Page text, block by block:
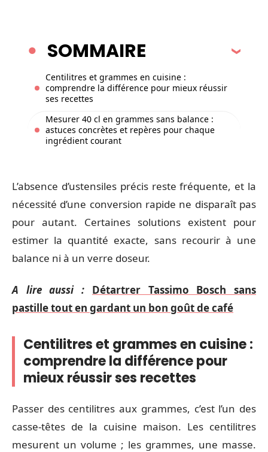
SOMMAIRE
Centilitres et grammes en cuisine :
comprendre la différence pour mieux réussir
ses recettes
Mesurer 40 cl en grammes sans balance :
astuces concrètes et repères pour chaque
ingrédient courant
L’absence d’ustensiles précis reste fréquente, et la
nécessité d’une conversion rapide ne disparaît pas
pour autant. Certaines solutions existent pour
estimer la quantité exacte, sans recourir à une
balance ni à un verre doseur.
A lire aussi :
Détartrer Tassimo Bosch sans
pastille tout en gardant un bon goût de café
Centilitres et grammes en cuisine :
comprendre la différence pour
mieux réussir ses recettes
Passer des centilitres aux grammes, c’est l’un des
casse-têtes de la cuisine maison. Les centilitres
mesurent un volume ; les grammes, une masse.